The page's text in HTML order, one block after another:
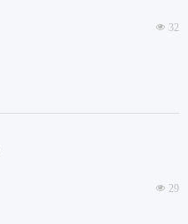
넶 32
넶 29